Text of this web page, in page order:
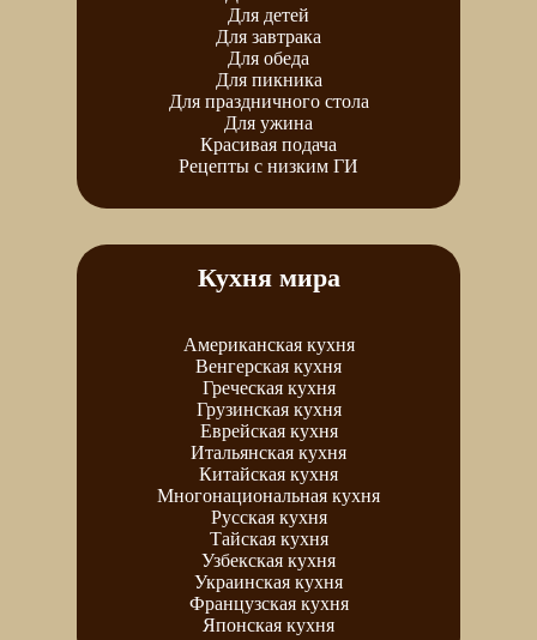
Для детей
Для завтрака
Для обеда
Для пикника
Для праздничного стола
Для ужина
Красивая подача
Рецепты с низким ГИ
Кухня мира
Американская кухня
Венгерская кухня
Греческая кухня
Грузинская кухня
Еврейская кухня
Итальянская кухня
Китайская кухня
Многонациональная кухня
Русская кухня
Тайская кухня
Узбекская кухня
Украинская кухня
Французская кухня
Японская кухня